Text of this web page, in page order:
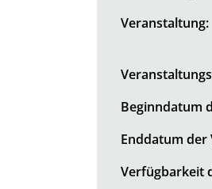
Veranstaltung:
Beginndatum
Enddatum der
Verfügbarkeit